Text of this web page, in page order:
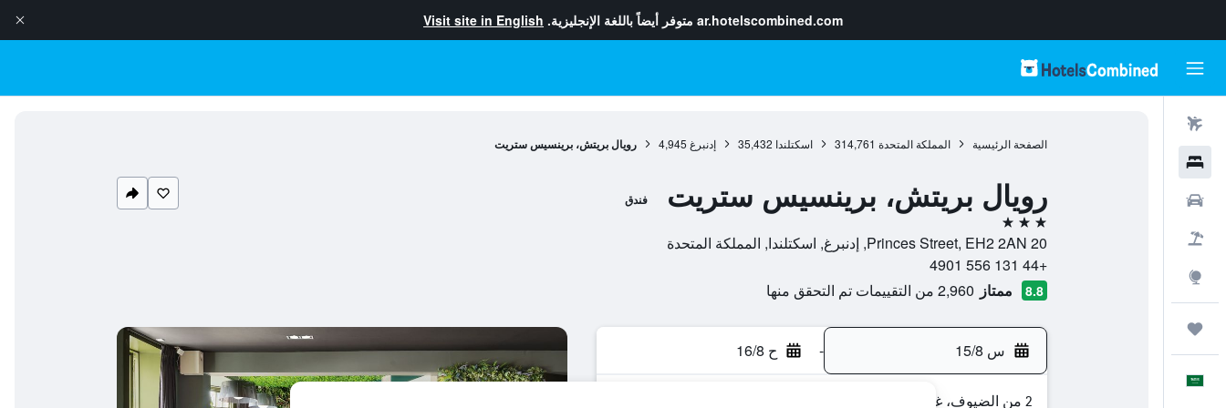
ar.hotelscombined.com متوفر أيضاً باللغة الإنجليزية. Visit site in English
الصفحة الرئيسية المملكة المتحدة 314,761 اسكتلندا 35,432 إدنبرغ 4,945 رويال بريتش، برينسيس ستريت
رويال بريتش، برينسيس ستريت فندق
3 نجوم
20 Princes Street, EH2 2AN, إدنبرغ, اسكتلندا, المملكة المتحدة
+44 131 556 4901
8.8 ممتاز 2,960 من التقييمات تم التحقق منها
س 15/8 - ح 16/8
2 من الضيوف، غرفة واحدة